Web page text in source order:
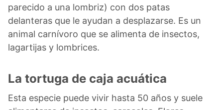
parecido a una lombriz) con dos patas
delanteras que le ayudan a desplazarse. Es un
animal carnívoro que se alimenta de insectos,
lagartijas y lombrices.
La tortuga de caja acuática
Esta especie puede vivir hasta 50 años y suele